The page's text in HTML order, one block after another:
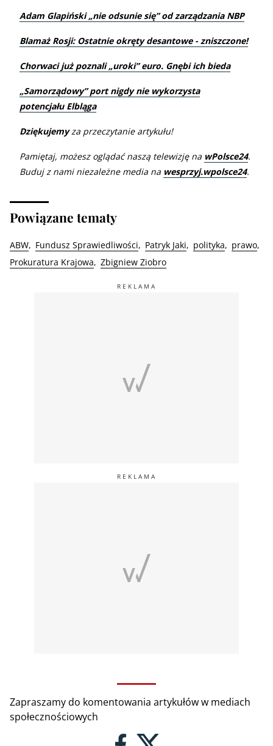
Adam Glapiński „nie odsunie się” od zarządzania NBP
Blamaż Rosji: Ostatnie okręty desantowe - zniszczone!
Chorwaci już poznali „uroki” euro. Gnębi ich bieda
„Samorządowy” port nigdy nie wykorzysta
potencjału Elbląga
Dziękujemyza przeczytanie artykułu!
Pamiętaj, możesz oglądać naszą telewizję na wPolsce24.
Buduj z nami niezależne media na wesprzyj.wpolsce24.
Powiązane tematy
ABW Fundusz Sprawiedliwości Patryk Jaki polityka
prawo
Prokuratura Krajowa
Zbigniew Ziobro
Zapraszamy do komentowania artykułów w mediach
społecznościowych